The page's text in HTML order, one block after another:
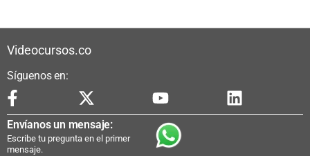
Videocursos.co
Síguenos en:
Envíanos un mensaje:
Escribe tu pregunta en el primer
mensaje.